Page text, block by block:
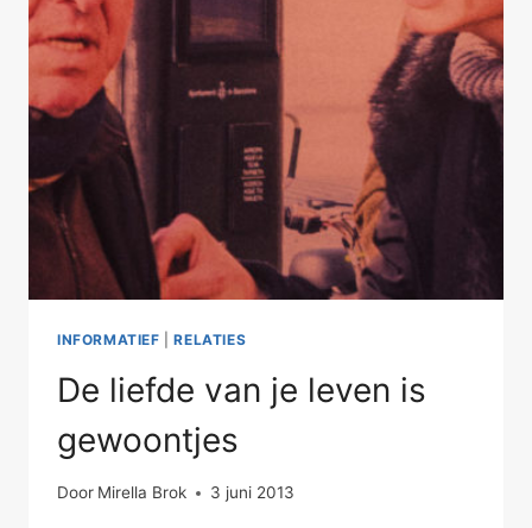
INFORMATIEF |RELATIES
De liefde van je leven is
gewoontjes
Door Mirella Brok 3 juni 2013